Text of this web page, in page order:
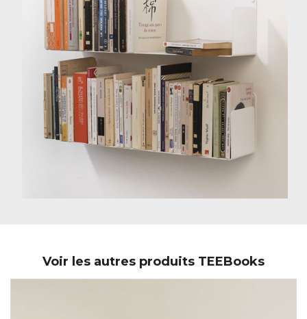
Voir les autres produits TEEBooks